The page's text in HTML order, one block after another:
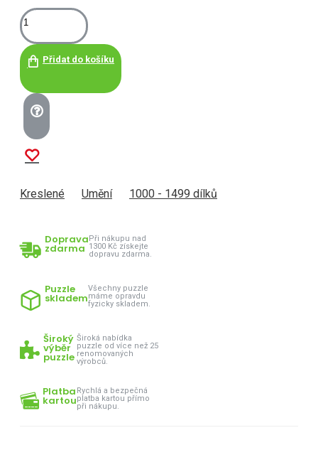
Přidat do košíku
Kreslené Umění 1000 - 1499 dílků
Doprava
zdarma
Při nákupu nad
1300 Kč získejte
dopravu zdarma.
Puzzle
skladem
Všechny puzzle
máme opravdu
fyzicky skladem.
Široký
výběr
puzzle
Široká nabídka
puzzle od více než 25
renomovaných
výrobců.
Platba
kartou
Rychlá a bezpečná
platba kartou přímo
při nákupu.